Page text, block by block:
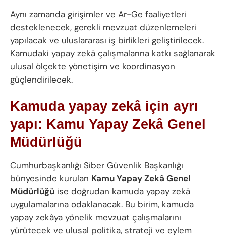
Aynı zamanda girişimler ve Ar-Ge faaliyetleri
desteklenecek, gerekli mevzuat düzenlemeleri
yapılacak ve uluslararası iş birlikleri geliştirilecek.
Kamudaki yapay zekâ çalışmalarına katkı sağlanarak
ulusal ölçekte yönetişim ve koordinasyon
güçlendirilecek.
Kamuda yapay zekâ için ayrı
yapı: Kamu Yapay Zekâ Genel
Müdürlüğü
Cumhurbaşkanlığı Siber Güvenlik Başkanlığı
bünyesinde kurulan Kamu Yapay Zekâ Genel
Müdürlüğü ise doğrudan kamuda yapay zekâ
uygulamalarına odaklanacak. Bu birim, kamuda
yapay zekâya yönelik mevzuat çalışmalarını
yürütecek ve ulusal politika, strateji ve eylem